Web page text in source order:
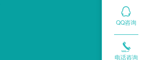
QQ咨询

电话咨询